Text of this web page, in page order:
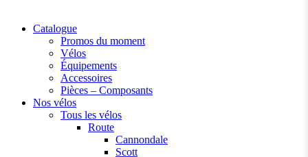
Catalogue
Promos du moment
Vélos
Équipements
Accessoires
Pièces – Composants
Nos vélos
Tous les vélos
Route
Cannondale
Scott